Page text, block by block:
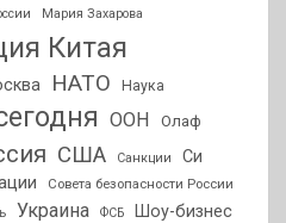
Мария Захарова
Китая
НАТО Наука
ООН
Олаф
США Санкции
Си
Совета безопасности России
Украина ФСБ Шоу-бизнес